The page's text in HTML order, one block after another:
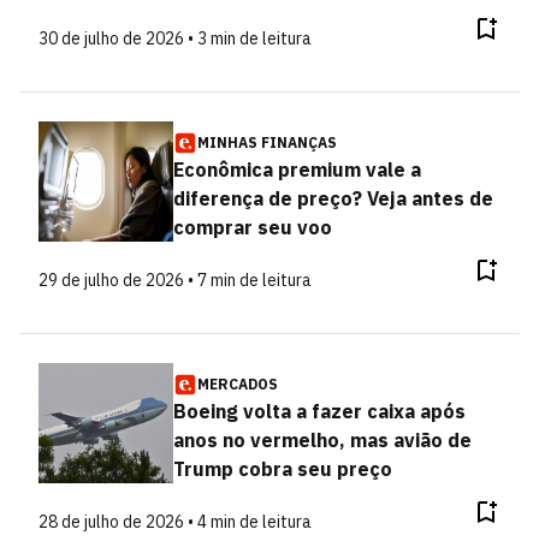
30 de julho de 2026 • 3 min de leitura
MINHAS FINANÇAS
Econômica premium vale a
diferença de preço? Veja antes de
comprar seu voo
29 de julho de 2026 • 7 min de leitura
MERCADOS
Boeing volta a fazer caixa após
anos no vermelho, mas avião de
Trump cobra seu preço
28 de julho de 2026 • 4 min de leitura